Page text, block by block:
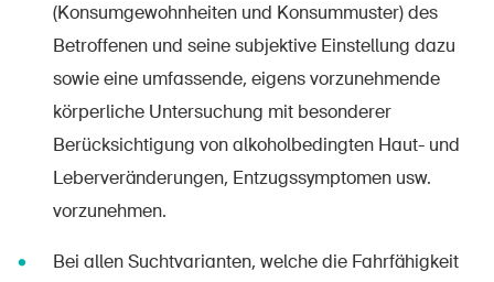
(Konsumgewohnheiten und Konsummuster) des
Betroffenen und seine subjektive Einstellung dazu
sowie eine umfassende, eigens vorzunehmende
körperliche Untersuchung mit besonderer
Berücksichtigung von alkoholbedingten Haut- und
Leberveränderungen, Entzugssymptomen usw.
vorzunehmen.
Bei allen Suchtvarianten, welche die Fahrfähigkeit